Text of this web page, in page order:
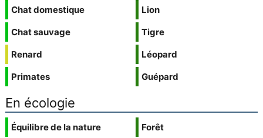
Chat domestique
Chat sauvage
Renard
Primates
Lion
Tigre
Léopard
Guépard
En écologie
Équilibre de la nature
Forêt